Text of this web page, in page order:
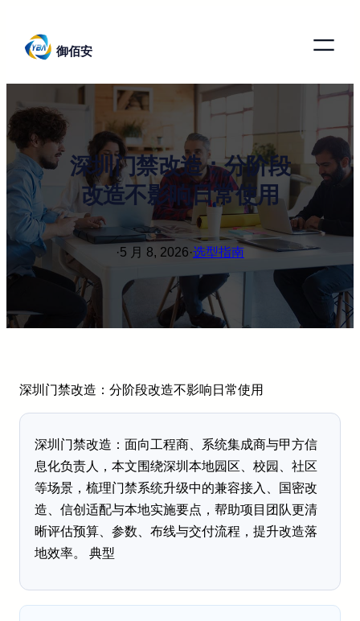
御佰安
深圳门禁改造：分阶段
改造不影响日常使用
·5 月 8, 2026·选型指南
深圳门禁改造：分阶段改造不影响日常使用
深圳门禁改造：面向工程商、系统集成商与甲方信
息化负责人，本文围绕深圳本地园区、校园、社区
等场景，梳理门禁系统升级中的兼容接入、国密改
造、信创适配与本地实施要点，帮助项目团队更清
晰评估预算、参数、布线与交付流程，提升改造落
地效率。 典型